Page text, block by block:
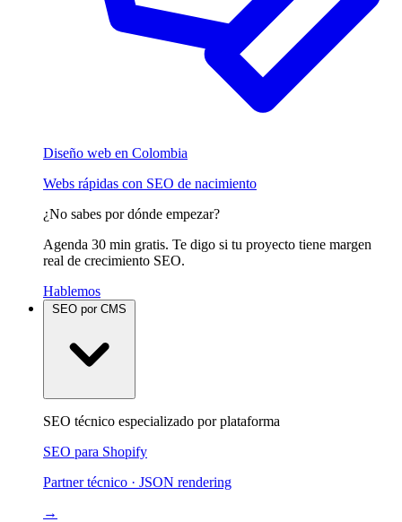
Diseño web en Colombia
Webs rápidas con SEO de nacimiento
¿No sabes por dónde empezar?
Agenda 30 min gratis. Te digo si tu proyecto tiene margen
real de crecimiento SEO.
Hablemos
SEO técnico especializado por plataforma
SEO para Shopify
Partner técnico · JSON rendering
→